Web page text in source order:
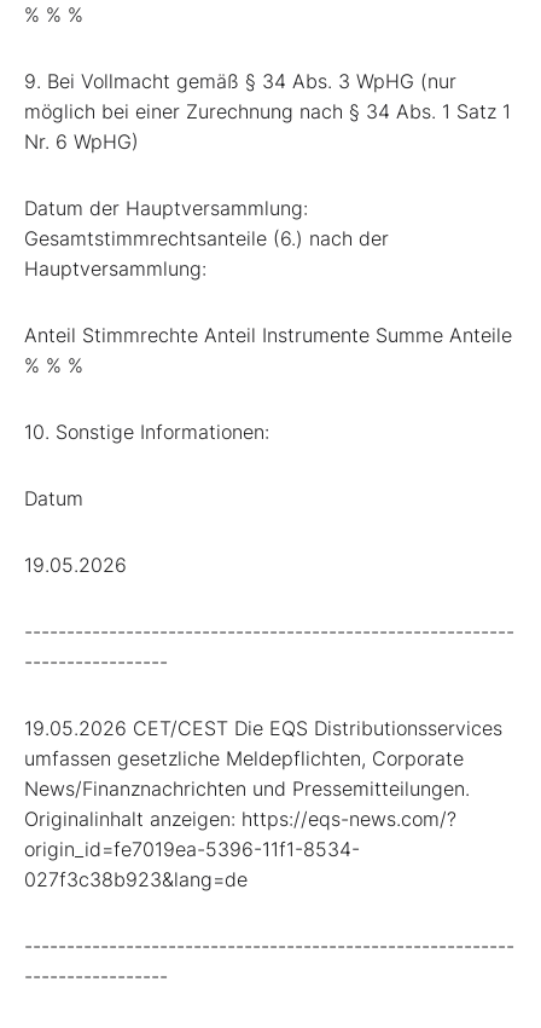
% % %
9. Bei Vollmacht gemäß § 34 Abs. 3 WpHG (nur
möglich bei einer Zurechnung nach § 34 Abs. 1 Satz 1
Nr. 6 WpHG)
Datum der Hauptversammlung:
Gesamtstimmrechtsanteile (6.) nach der
Hauptversammlung:
Anteil Stimmrechte Anteil Instrumente Summe Anteile
% % %
10. Sonstige Informationen:
Datum
19.05.2026
----------------------------------------------------------
-----------------
19.05.2026 CET/CEST Die EQS Distributionsservices
umfassen gesetzliche Meldepflichten, Corporate
News/Finanznachrichten und Pressemitteilungen.
Originalinhalt anzeigen: https://eqs-news.com/?
origin_id=fe7019ea-5396-11f1-8534-
027f3c38b923&lang=de
----------------------------------------------------------
-----------------